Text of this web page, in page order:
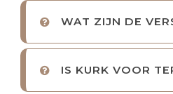
WAT ZIJN DE
IS KURK VOOR